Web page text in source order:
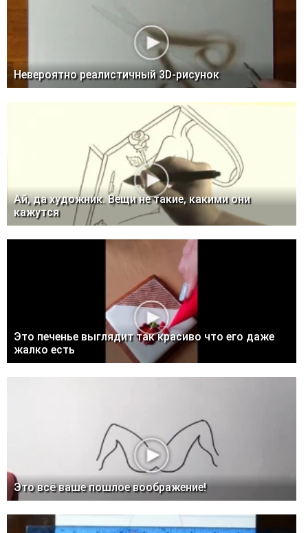
Невероятно реалистичный 3D-рисунок
Ай, да художник. Вещи не такие, какими они
кажутся
Это печенье выглядит так красиво что его даже
жалко есть
Это всё ваше пошлое воображение!